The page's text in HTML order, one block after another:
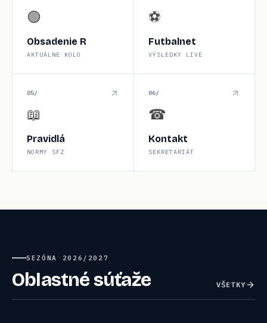
🟢
Obsadenie R
AKTUÁLNE KOLO
⚽
Futbalnet
VÝSLEDKY LIVE
05/
📖
Pravidlá
NORMY SFZ
06/
☎
Kontakt
SEKRETARIÁT
SEZÓNA 2026/2027
Oblastné súťaže VŠETKY